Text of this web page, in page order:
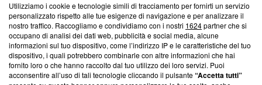
Questa sezione offre informazioni trasparenti su Blasting
News, sui nostri processi editoriali e su come ci impegniamo a
creare news di qualità. Inoltre, afferma la nostra aderenza a
‘Trust Project - News with Integrity’Blasting News non è
ancora membro del programma, ma ha richiesto di farne
parte; Trust Project non ha ancora effettuato una verifica di
Utilizziamo i cookie e tecnologie simili di tracciamento per fornirti un servizio
personalizzato rispetto alle tue esigenze di navigazione e per analizzare il
nostro traffico. Raccogliamo e condividiamo con i nostri 1624partner che si
occupano di analisi dei dati web, pubblicità e social media, alcune
informazioni sul tuo dispositivo, come l’indirizzo IP e le caratteristiche del tuo
dispositivo, i quali potrebbero combinarle con altre informazioni che hai
fornito loro o che hanno raccolto dal tuo utilizzo dei loro servizi. Puoi
acconsentire all’uso di tali tecnologie cliccando il pulsante“Accetta tutti”